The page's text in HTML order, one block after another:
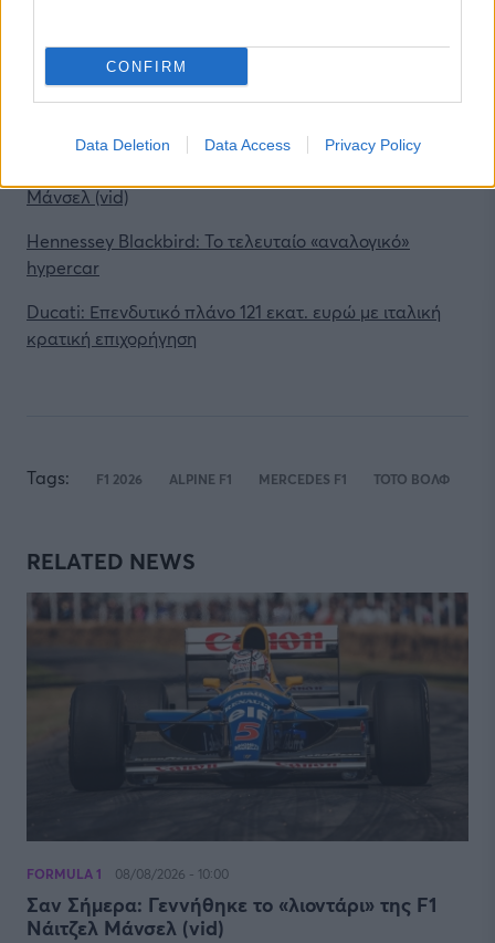
CONFIRM
Data Deletion Data Access Privacy Policy
Μάνσελ (vid)
Hennessey Blackbird: Το τελευταίο «αναλογικό»
hypercar
Ducati: Επενδυτικό πλάνο 121 εκατ. ευρώ με ιταλική
κρατική επιχορήγηση
Tags: F1 2026 ALPINE F1 MERCEDES F1 ΤΟΤΟ ΒΟΛΦ
RELATED NEWS
FORMULA 1 08/08/2026 - 10:00
Σαν Σήμερα: Γεννήθηκε το «λιοντάρι» της F1
Νάιτζελ Μάνσελ (vid)